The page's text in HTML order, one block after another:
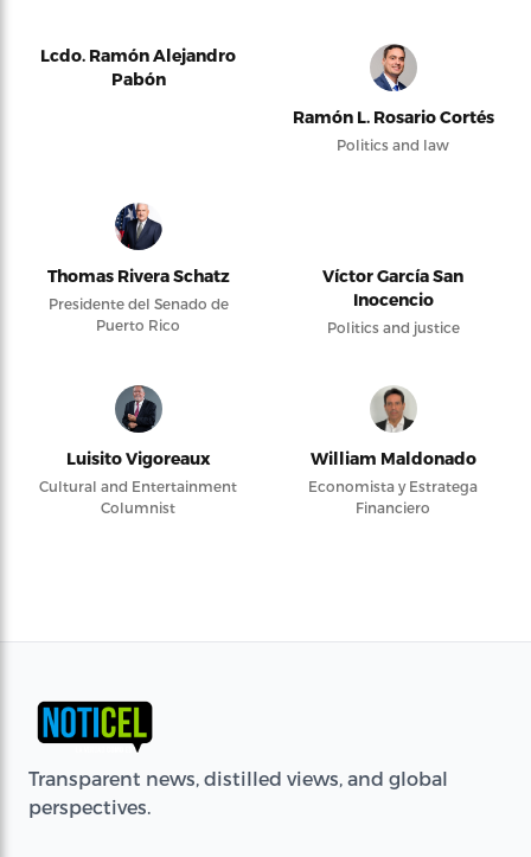
Lcdo. Ramón Alejandro
Pabón
Ramón L. Rosario Cortés
Politics and law
Thomas Rivera Schatz
Presidente del Senado de
Puerto Rico
Víctor García San
Inocencio
Politics and justice
Luisito Vigoreaux
Cultural and Entertainment
Columnist
William Maldonado
Economista y Estratega
Financiero
Transparent news, distilled views, and global
perspectives.